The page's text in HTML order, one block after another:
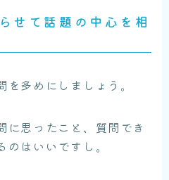
せて話題の中心を相
多めにしましょう。
に思ったこと、質問でき
はいいですし。